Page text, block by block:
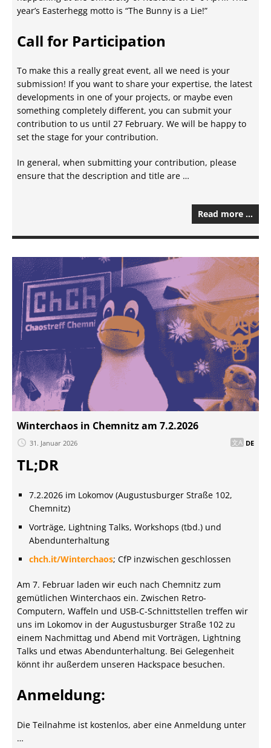
year’s Easterhegg motto is “The Bunny is a Lie!”
Call for Participation
To make this a really great event, all we need is your
submission! If you want to share your expertise, the latest
developments in one of your projects, or maybe even
something completely different, you can submit your
contribution to us until 27 February. We will be happy to
set the stage for your contribution.
In general, when submitting your contribution, please
ensure that the description and title are …
Read more …
Winterchaos in Chemnitz am 7.2.2026
31. Januar 2026 DE
TL;DR
7.2.2026 im Lokomov (Augustusburger Straße 102,
Chemnitz)
Vorträge, Lightning Talks, Workshops (tbd.) und
Abendunterhaltung
chch.it/Winterchaos; CfP inzwischen geschlossen
Am 7. Februar laden wir euch nach Chemnitz zum
gemütlichen Winterchaos ein. Zwischen Retro-
Computern, Waffeln und USB-C-Schnittstellen treffen wir
uns im Lokomov in der Augustusburger Straße 102 zu
einem Nachmittag und Abend mit Vorträgen, Lightning
Talks und etwas Abendunterhaltung. Bei Gelegenheit
könnt ihr außerdem unseren Hackspace besuchen.
Anmeldung:
Die Teilnahme ist kostenlos, aber eine Anmeldung unter
…